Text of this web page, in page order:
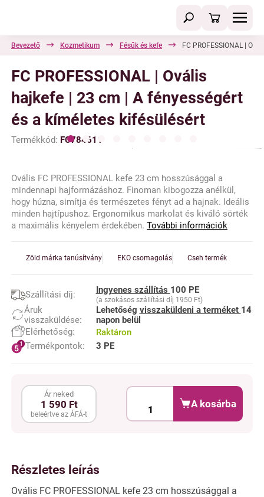
Bevezető Kozmetikum Fésűk és kefe FC PROFESSIONAL |
FC PROFESSIONAL | Ovális
hajkefe | 23 cm | A fényességért
és a kíméletes kifésülésért
Termékkód: FC784611
Ovális FC PROFESSIONAL kefe 23 cm hosszúsággal a
mindennapi hajformázáshoz. Finoman kibogozza anélkül,
hogy húzna, simítja és természetes fényt ad a hajnak. Ideális
minden hajtípushoz. Ergonomikus markolat és kiváló sörték
a maximális kényelem érdekében. További információk
Zöld márka tanúsítvány EKO csomagolás Cseh termék
Szállítási díj: Ingyenes szállítás 100 PE
(a szokásos szállítási díj 1950 Ft)
Áruk
visszaküldése:
Lehetőség visszaküldeni a terméket 14
napon belül
Elérhetőség:
Raktáron
Termékpontok:
3 PE
Ár neked
1 590 Ft
beleértve az ÁFÁ-t
A kosárba
Részletes leírás
Ovális FC PROFESSIONAL kefe 23 cm hosszúsággal a